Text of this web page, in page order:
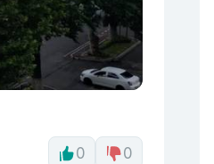
0 0